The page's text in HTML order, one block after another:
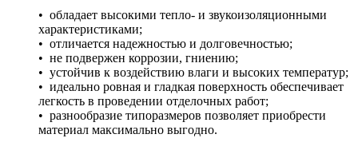
• обладает высокими тепло- и звукоизоляционными
характеристиками;
• отличается надежностью и долговечностью;
• не подвержен коррозии, гниению;
• устойчив к воздействию влаги и высоких температур;
• идеально ровная и гладкая поверхность обеспечивает
легкость в проведении отделочных работ;
• разнообразие типоразмеров позволяет приобрести
материал максимально выгодно.